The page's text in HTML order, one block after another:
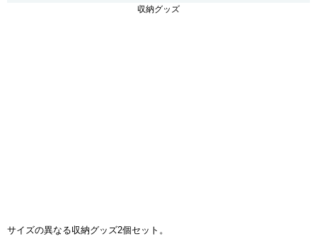
収納グッズ
サイズの異なる収納グッズ2個セット。